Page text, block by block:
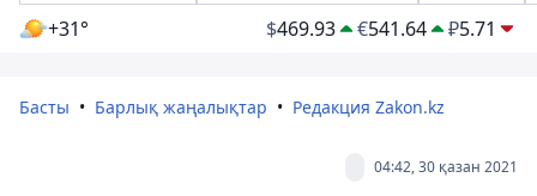
+31° $469.93 €541.64 ₽5.71
Басты Барлық жаңалықтар Редакция Zakon.kz
04:42, 30 қазан 2021